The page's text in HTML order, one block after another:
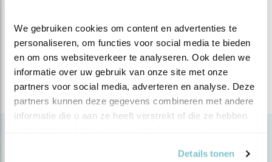
We gebruiken cookies om content en advertenties te
personaliseren, om functies voor social media te bieden
en om ons websiteverkeer te analyseren. Ook delen we
informatie over uw gebruik van onze site met onze
partners voor social media, adverteren en analyse. Deze
partners kunnen deze gegevens combineren met andere
informatie die u aan ze heeft verstrekt of die ze hebben
Details tonen
slangenarend naardermeer noordholland
Deel dit bericht